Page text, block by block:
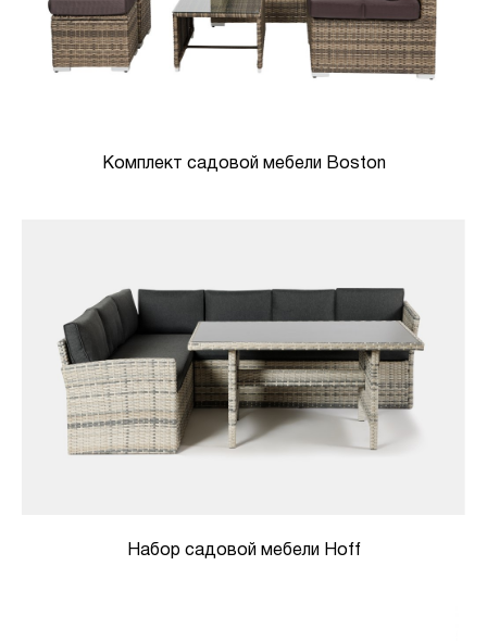
Комплект садовой мебели Boston
Набор садовой мебели Hoff